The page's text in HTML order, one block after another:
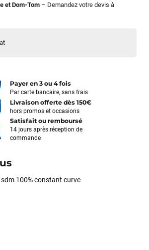
et Dom-Tom – Demandez votre devis à
Payer en 3 ou 4 fois
Par carte bancaire, sans frais
Livraison offerte dès 150€
hors promos et occasions
Satisfait ou remboursé
14 jours après réception de
commande
100% constant curve